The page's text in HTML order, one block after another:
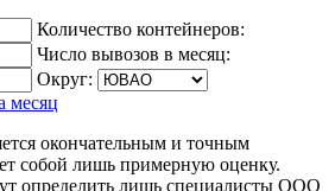
Количество контейнеров:
Число вывозов в месяц:
Округ:
месяц
окончательным и точным
собой лишь примерную оценку.
определить лишь специалисты ООО